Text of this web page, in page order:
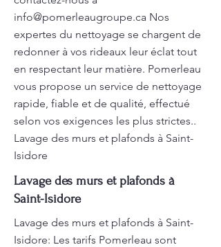
info@pomerleaugroupe.ca Nos
expertes du nettoyage se chargent de
redonner à vos rideaux leur éclat tout
en respectant leur matière. Pomerleau
vous propose un service de nettoyage
rapide, fiable et de qualité, effectué
selon vos exigences les plus strictes..
Lavage des murs et plafonds à Saint-
Isidore
Lavage des murs et plafonds à
Saint-Isidore
Lavage des murs et plafonds à Saint-
Isidore: Les tarifs Pomerleau sont